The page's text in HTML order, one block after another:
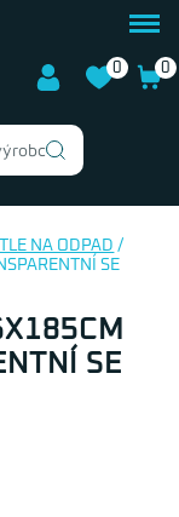
0 0
NA ODPAD /
SE
SE